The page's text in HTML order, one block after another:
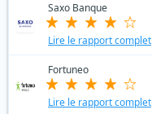
Saxo Banque
Lire le rapport complet
Fortuneo
Lire le rapport complet